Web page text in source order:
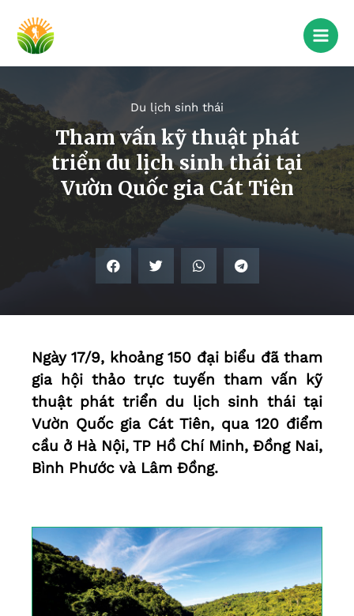
Du lịch sinh thái
Tham vấn kỹ thuật phát
triển du lịch sinh thái tại
Vườn Quốc gia Cát Tiên
Ngày 17/9, khoảng 150 đại biểu đã tham
gia hội thảo trực tuyến tham vấn kỹ
thuật phát triển du lịch sinh thái tại
Vườn Quốc gia Cát Tiên, qua 120 điểm
cầu ở Hà Nội, TP Hồ Chí Minh, Đồng Nai,
Bình Phước và Lâm Đồng.